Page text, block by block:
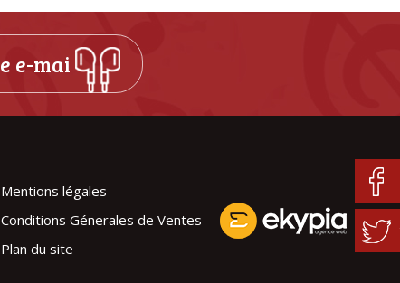
Mentions légales
Conditions Génerales de Ventes
Plan du site